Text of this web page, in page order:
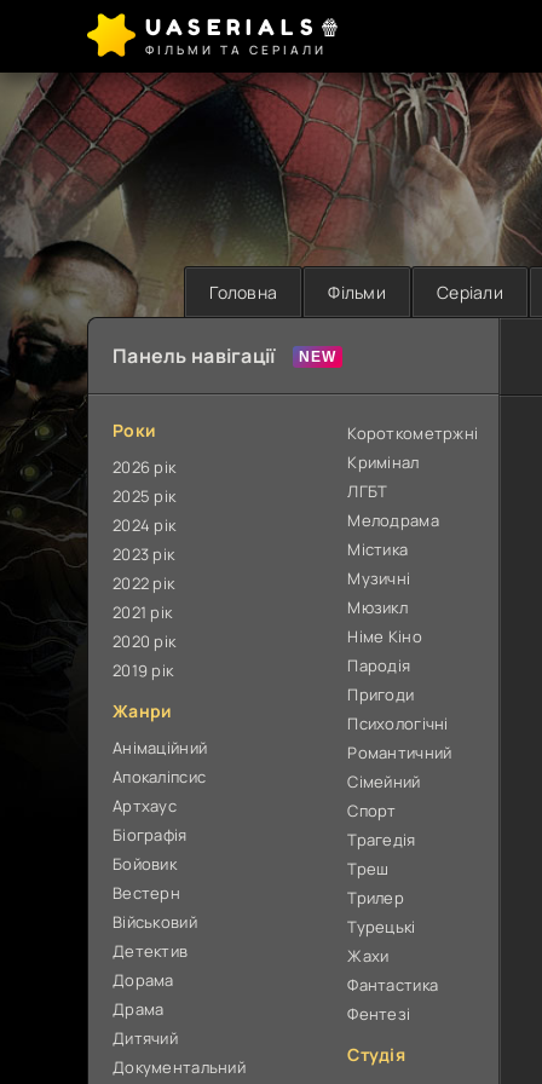
UASERIALS🍿
ФІЛЬМИ ТА СЕРІАЛИ
Головна Фільми Серіали
Панель навігації
Роки
2026 рік
2025 рік
2024 рік
2023 рік
2022 рік
2021 рік
2020 рік
2019 рік
Жанри
Анімаційний
Апокаліпсис
Артхаус
Біографія
Бойовик
Вестерн
Військовий
Детектив
Дорама
Драма
Дитячий
Документальний
Короткометржні
Кримінал
ЛГБТ
Мелодрама
Містика
Музичні
Мюзикл
Німе Кіно
Пародія
Пригоди
Психологічні
Романтичний
Сімейний
Спорт
Трагедія
Треш
Трилер
Турецькі
Жахи
Фантастика
Фентезі
Студія